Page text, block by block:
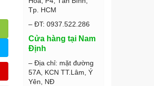
Tp. HCM
– ĐT: 0937.522.286
Cửa hàng tại Nam
Định
– Địa chỉ: mặt đường
57A, KCN TT.Lâm, Ý
Yên, NĐ